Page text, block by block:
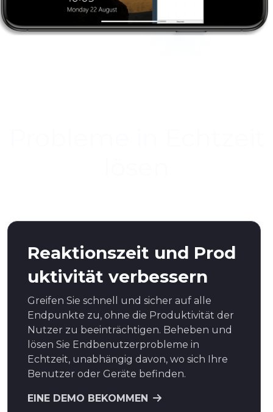
Reaktionszeit und Prod
uktivität verbessern
Greifen Sie schnell und sicher auf alle
Endpunkte zu, ohne die Produktivität der
Nutzer zu beeinträchtigen. Beheben und
lösen Sie Endbenutzerprobleme in
Echtzeit, unabhängig davon, wo sich Ihre
Benutzer oder Geräte befinden.
EINE DEMO BEKOMMEN